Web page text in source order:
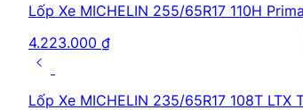
Lốp Xe MICHELIN 255/65R17 110H
4.223.000 ₫
Lốp Xe MICHELIN 235/65R17 108T LTX